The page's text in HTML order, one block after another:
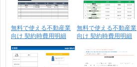
無料で使える不動産業
向け 契約時費用明細
無料で使える不動産業
向け 契約時費用明細